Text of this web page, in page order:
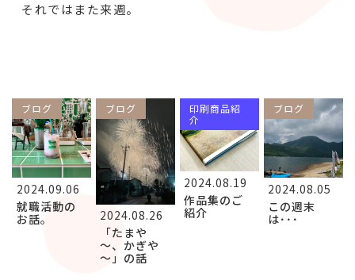
それではまた来週。
ブログ
2024.09.06
就職活動の
お話。
ブログ
2024.08.26
「たまや
～、かぎや
～」の話
印刷商品紹
介
2024.08.19
作品集のご
紹介
ブログ
2024.08.05
この週末
は･･･